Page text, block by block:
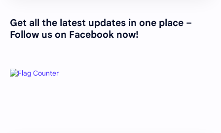
Get all the latest updates in one place –
Follow us on Facebook now!